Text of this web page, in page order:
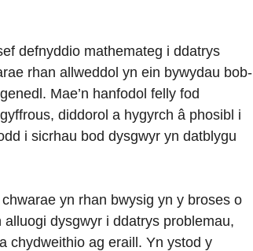
defnyddio mathemateg i ddatrys
rhan allweddol yn ein bywydau bob-
Mae’n hanfodol felly fod
diddorol a hygyrch â phosibl i
i sicrhau bod dysgwyr yn datblygu
yn rhan bwysig yn y broses o
dysgwyr i ddatrys problemau,
chydweithio ag eraill. Yn ystod y